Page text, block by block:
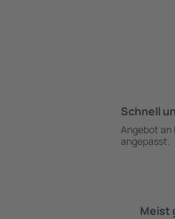
Schnell
Angebot an
angepasst.
Meist